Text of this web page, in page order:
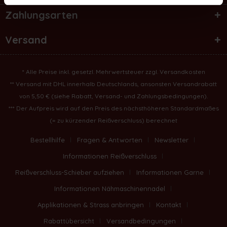
Zahlungsarten
Versand
* Alle Preise inkl. gesetzl. Mehrwertsteuer zzgl. Versandkosten
** Versand mit DHL innerhalb Deutschlands, ansonsten Versandrabatt
von 5,50 € (siehe Rabatt, Versand- und Zahlungsbedingungen).
*** Der Aufpreis wird auf den Preis des nächsthöheren Standardmaßes
(= zu kürzender Reißverschluss) berechnet
Bestellhilfe Fragen & Antworten
Newsletter
Informationen Reißverschluss
Reißverschluss-Schieber aufziehen
Informationen Garne
Informationen Nähmaschinennadel
Applikationen & Strass anbringen
Kontakt
Rabattübersicht
Versandbedingungen